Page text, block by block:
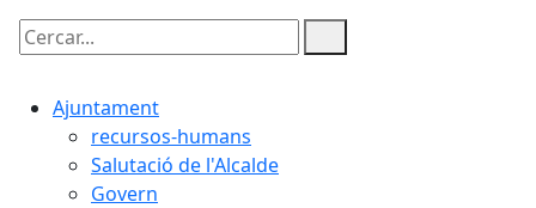
Cercar:
Ajuntament
recursos-humans
Salutació de l'Alcalde
Govern